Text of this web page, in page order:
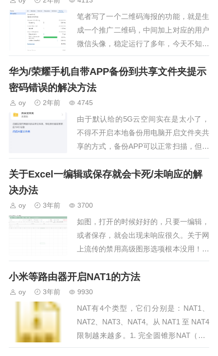
笔者写了一个二维码海报的功能，就是生
成一个推广二维码，中间加上对应的用户
微信头像，稳定运行了多年，今天不知怎
么的莫名其妙就不行了经过多次调试，最
后确认是微信服务器出问题或是更改了设
置，导致我代码中部分…
华为/荣耀手机自带APP备份到共享文件夹提示
密码错误的解决方法
oy 2年前 4745
由于默认给的5G云空间实在是太小了，
不得不开启本地备份用电脑开启文件夹共
享的方式，备份APP可以正常扫描，但是
无法连接总提示密码错误…
关于Excel一编辑或保存就会卡死/未响应的解
决办法
oy 3年前 3700
如图，打开的时候好好的，只要一编辑，
或者保存，就会出现未响应很久。关于网
上流传的禁用高级图形选项根本没用！后
来在知乎一个大神的指点下，根源在于网
络中的共享打印机！…
小米等路由器开启NAT1的方法
oy 3年前 9930
NAT有4个类型，它们分别是：NAT1、
NAT2、NAT3、NAT4。从 NAT1 至 NAT4
限制越来越多。1. 完全圆锥形NAT（Full
Cone NAT）完全圆锥型NAT把一个来自